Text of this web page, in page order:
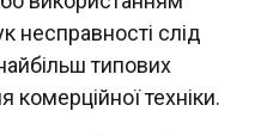
несправності слід
типових
комерційної техніки.